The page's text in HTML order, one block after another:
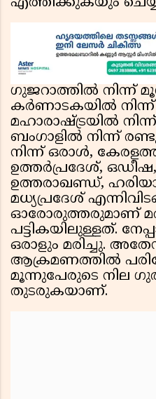
ഗുജറാത്തിൽ നിന്ന്
കർണാടകയിൽ
മഹാരാഷ്ട്രയിൽ
ബംഗാളിൽ നിന്ന്
നിന്ന് ഒരാൾ,
ഉത്തർപ്രദേശ്,
ഉത്തരാഖണ്ഡ്,
മധ്യപ്രദേശ്
ഓരോരുത്തരുമാണ്
പട്ടികയിലുള്ളത്.
ഒരാളും മരിച്ചു.
ആക്രമണത്തിൽ
മൂന്നുപേരുടെ നില
തുടരുകയാണ്.